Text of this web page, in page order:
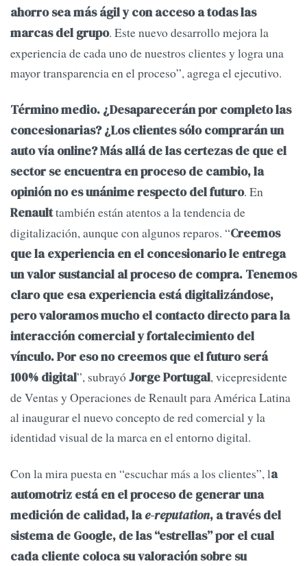
ahorro sea más ágil y con acceso a todas las
marcas del grupo. Este nuevo desarrollo mejora la
experiencia de cada uno de nuestros clientes y logra una
mayor transparencia en el proceso”, agrega el ejecutivo.
Término medio. ¿Desaparecerán por completo las
concesionarias? ¿Los clientes sólo comprarán un
auto vía online? Más allá de las certezas de que el
sector se encuentra en proceso de cambio, la
opinión no es unánime respecto del futuro. En
Renaulttambién están atentos a la tendencia de
digitalización, aunque con algunos reparos. “Creemos
que la experiencia en el concesionario le entrega
un valor sustancial al proceso de compra. Tenemos
claro que esa experiencia está digitalizándose,
pero valoramos mucho el contacto directo para la
interacción comercial y fortalecimiento del
vínculo. Por eso no creemos que el futuro será
100% digital”, subrayóJorge Portugal, vicepresidente
de Ventas y Operaciones de Renault para América Latina
al inaugurar el nuevo concepto de red comercial y la
identidad visual de la marca en el entorno digital.
Con la mira puesta en “escuchar más a los clientes”, la
automotriz está en el proceso de generar una
medición de calidad, lae-reputation, a través del
sistema de Google, de las “estrellas” por el cual
cada cliente coloca su valoración sobre su